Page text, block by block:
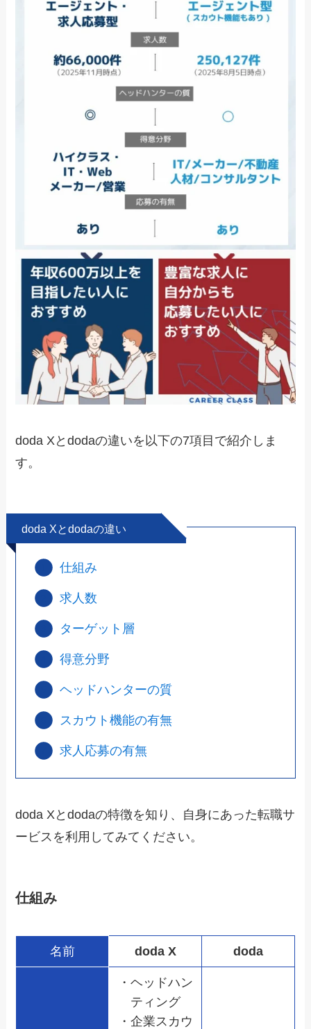
doda Xとdodaの違いを以下の7項目で紹介しま
す。
doda Xとdodaの違い
仕組み
求人数
ターゲット層
得意分野
ヘッドハンターの質
スカウト機能の有無
求人応募の有無
doda Xとdodaの特徴を知り、自身にあった転職サ
ービスを利用してみてください。
仕組み
名前 doda X doda
・ヘッドハン
ティング
・企業スカウ